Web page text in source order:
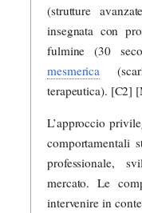
(strutture
insegnata con
fulmine (30
mesmerica
terapeutica). [C2]
L’approccio
comportamentali
professionale,
mercato. Le
intervenire in